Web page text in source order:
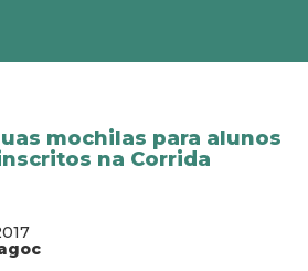
mochilas para alunos
na Corrida